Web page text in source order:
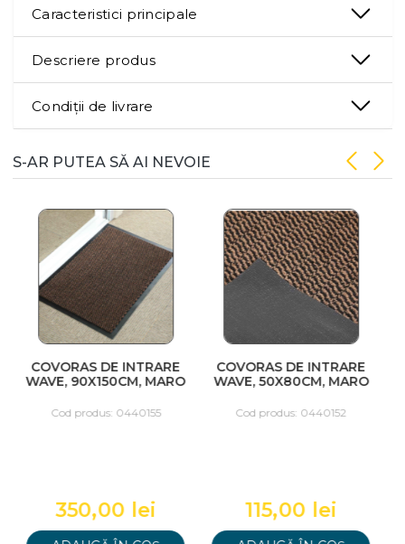
Caracteristici principale
Descriere produs
Condiții de livrare
S-AR PUTEA SĂ AI NEVOIE
COVORAS DE INTRARE
WAVE, 90X150CM, MARO
Cod produs: 0440155
350,00 lei
COVORAS DE INTRARE
WAVE, 50X80CM, MARO
Cod produs: 0440152
115,00 lei